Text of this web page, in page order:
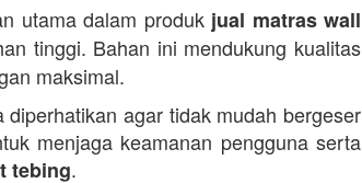
utama dalam produk jual matras wall
tinggi. Bahan ini mendukung kualitas
maksimal.
agar tidak mudah bergeser
menjaga keamanan pengguna serta
tebing.